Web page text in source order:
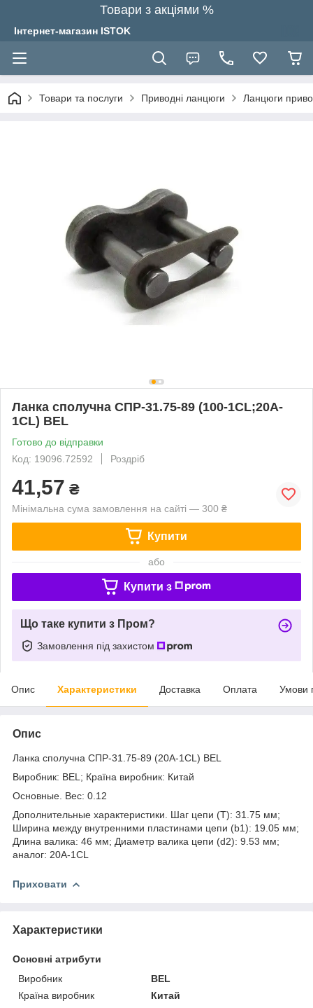
Товари з акціями %
Інтернет-магазин ISTOK
Товари та послуги Приводні ланцюги Ланцюги
Ланка сполучна СПР-31.75-89 (100-1CL;20A-
1CL) BEL
Готово до відправки
Код: 19096.72592
Роздріб
41,57 ₴
Мінімальна сума замовлення на сайті — 300 ₴
Купити
або
Купити з
Що таке купити з Пром?
Замовлення під захистом
Опис Характеристики Доставка Оплата Умови
Опис
Ланка сполучна СПР-31.75-89 (20A-1CL) BEL
Виробник: BEL; Країна виробник: Китай
Основные. Вес: 0.12
Дополнительные характеристики. Шаг цепи (T): 31.75 мм;
Ширина между внутренними пластинами цепи (b1): 19.05 мм;
Длина валика: 46 мм; Диаметр валика цепи (d2): 9.53 мм;
аналог: 20A-1CL
Приховати
Характеристики
Основні атрибути
Виробник
BEL
Країна виробник
Китай